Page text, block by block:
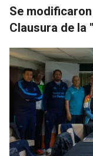
Se
Clausura de la